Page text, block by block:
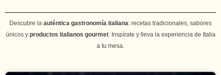
Descubre la auténtica gastronomía italiana: recetas tradicionales, sabores
únicos yproductos italianos gourmet. Inspírate y lleva la experiencia de Italia
a tu mesa.